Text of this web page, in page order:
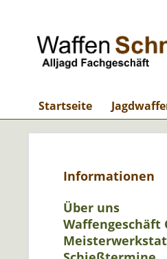
Startseite
Informationen
Über uns
Waffengeschäft